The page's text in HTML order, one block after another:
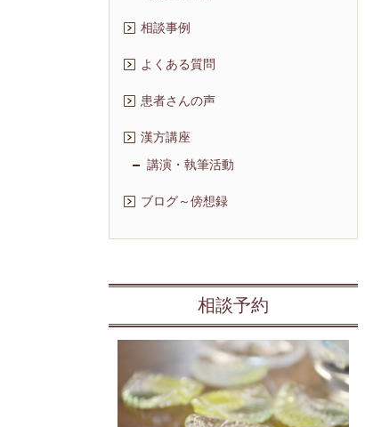
相談事例
よくある質問
患者さんの声
漢方講座
講演・執筆活動
ブログ～傍想録
相談予約